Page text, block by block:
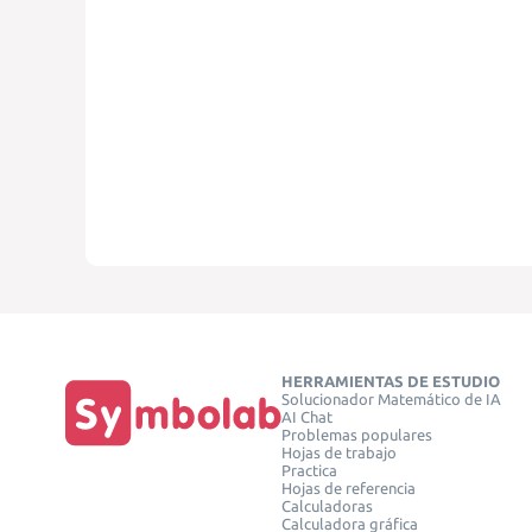
HERRAMIENTAS DE ESTUDIO
Solucionador Matemático de IA
AI Chat
Problemas populares
Hojas de trabajo
Practica
Hojas de referencia
Calculadoras
Calculadora gráfica